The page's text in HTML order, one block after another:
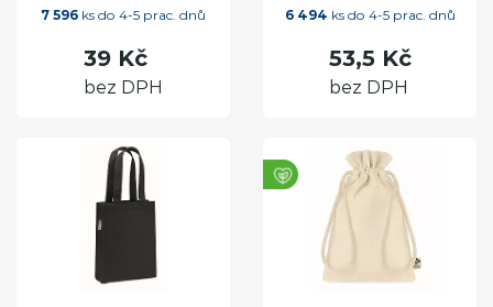
7 596 ks do 4-5 prac. dnů
39 Kč
bez DPH
6 494 ks do 4-5 prac. dnů
53,5 Kč
bez DPH